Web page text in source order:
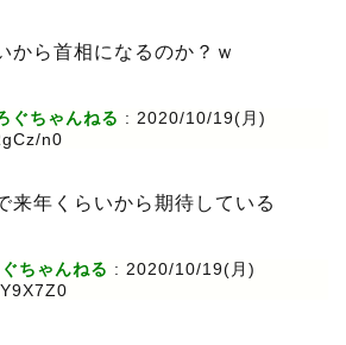
から首相になるのか？ｗ
ぐちゃんねる : 2020/10/19(月)
n0
来年くらいから期待している
ちゃんねる : 2020/10/19(月)